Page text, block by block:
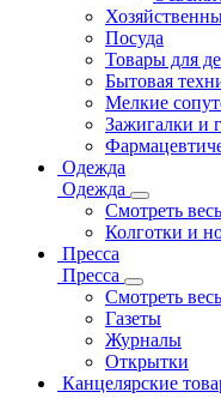
Посуда
Товары для
Бытовая
Мелкие
Зажигалки и
Одежда
Одежда
Смотреть
Колготки и
Пресса
Пресса
Смотреть
Газеты
Журналы
Открытки
Канцелярские